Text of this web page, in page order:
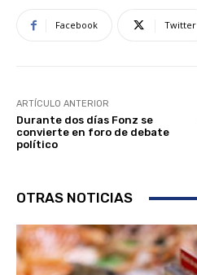
Facebook Twitter
ARTÍCULO ANTERIOR
Durante dos días Fonz se
convierte en foro de debate
político
OTRAS NOTICIAS